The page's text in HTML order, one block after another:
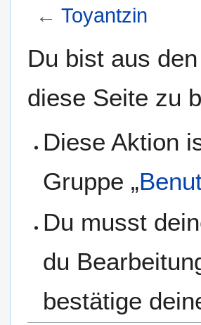
← Toyantzin
Navigation
Suche
Du bist aus
diese Seite zu
Diese Aktion
Gruppe „
Du musst
du
bestätige